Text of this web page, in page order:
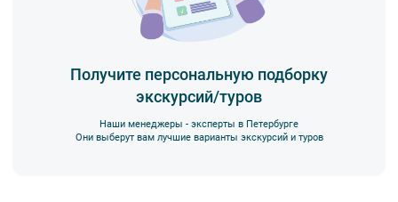
Получите персональную подборку
экскурсий/туров
Наши менеджеры - эксперты в Петербурге
Они выберут вам лучшие варианты экскурсий и туров